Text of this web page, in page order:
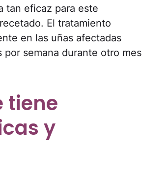
tan eficaz para este
El tratamiento
en las uñas afectadas
semana durante otro mes
tiene
y